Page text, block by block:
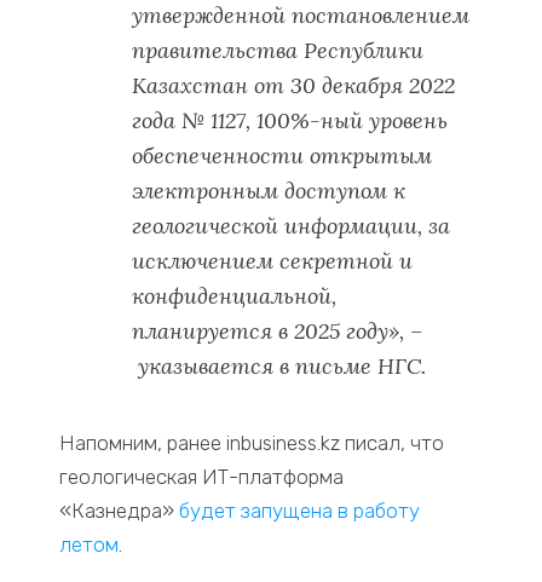
утвержденной постановлением
правительства Республики
Казахстан от 30 декабря 2022
года № 1127, 100%-ный уровень
обеспеченности открытым
электронным доступом к
геологической информации, за
исключением секретной и
конфиденциальной,
планируется в 2025 году», –
указывается в письме НГС.
Напомним, ранее inbusiness.kz писал, что
геологическая ИТ-платформа
«Казнедра»будет запущена в работу
летом.